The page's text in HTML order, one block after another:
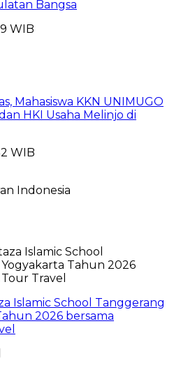
Bangsa
WIB
Mahasiswa KKN UNIMUGO
HKI Usaha Melinjo di
WIB
Indonesia
Islamic School Tanggerang
2026 bersama